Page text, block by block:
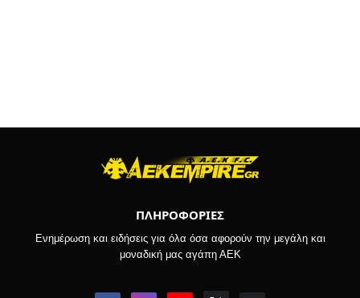
ΠΛΗΡΟΦΟΡΙΕΣ
Ενημέρωση και ειδήσεις για όλα όσα αφορούν την μεγάλη και
μοναδική μας αγάπη ΑΕΚ